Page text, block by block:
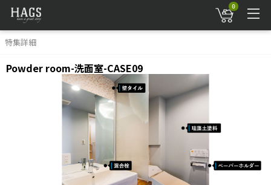
0
特集詳細
Powder room-洗面室-CASE09